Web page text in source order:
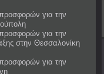
για την
για την
στην Θεσσαλονίκη
για την